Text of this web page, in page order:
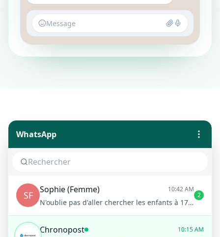
Message
WhatsApp
SF Sophie (Femme) 10:42 AM
N'oublie pas d'aller chercher les enfants à 17h !
2
Chronopost 10:15 AM